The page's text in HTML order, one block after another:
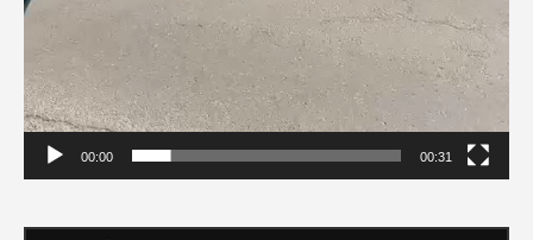
00:00 00:31